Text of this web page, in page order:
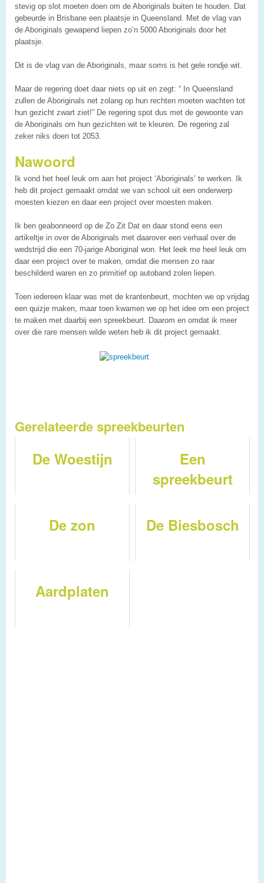
stevig op slot moeten doen om de Aboriginals buiten te houden. Dat
gebeurde in Brisbane een plaatsje in Queensland. Met de vlag van
de Aboriginals gewapend liepen zo’n 5000 Aboriginals door het
plaatsje.
Dit is de vlag van de Aboriginals, maar soms is het gele rondje wit.
Maar de regering doet daar niets op uit en zegt: “ In Queensland
zullen de Aboriginals net zolang op hun rechten moeten wachten tot
hun gezicht zwart ziet!” De regering spot dus met de gewoonte van
de Aboriginals om hun gezichten wit te kleuren. De regering zal
zeker niks doen tot 2053.
Nawoord
Ik vond het heel leuk om aan het project ‘Aboriginals’ te werken. Ik
heb dit project gemaakt omdat we van school uit een onderwerp
moesten kiezen en daar een project over moesten maken.
Ik ben geabonneerd op de Zo Zit Dat en daar stond eens een
artikeltje in over de Aboriginals met daarover een verhaal over de
wedstrijd die een 70-jarige Aboriginal won. Het leek me heel leuk om
daar een project over te maken, omdat die mensen zo raar
beschilderd waren en zo primitief op autoband zolen liepen.
Toen iedereen klaar was met de krantenbeurt, mochten we op vrijdag
een quizje maken, maar toen kwamen we op het idee om een project
te maken met daarbij een spreekbeurt. Daarom en omdat ik meer
over die rare mensen wilde weten heb ik dit project gemaakt.
Gerelateerde spreekbeurten
De Woestijn
Een
spreekbeurt
Noordpool
De zon De Biesbosch
Aardplaten